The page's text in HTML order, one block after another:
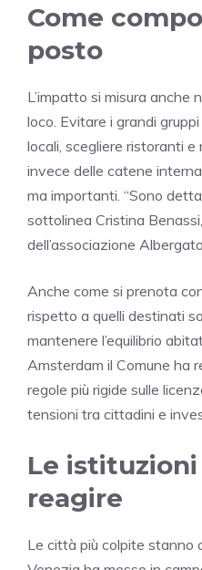
Come
posto
L’impatto si misura anche
loco. Evitare i grandi
locali, scegliere ristoranti
invece delle catene
ma importanti. “Sono
sottolinea Cristina
dell’associazione
Anche come si prenota
rispetto a quelli destinati
mantenere l’equilibrio
Amsterdam il Comune ha
regole più rigide sulle
tensioni tra cittadini e
Le
reagire
Le città più colpite stanno